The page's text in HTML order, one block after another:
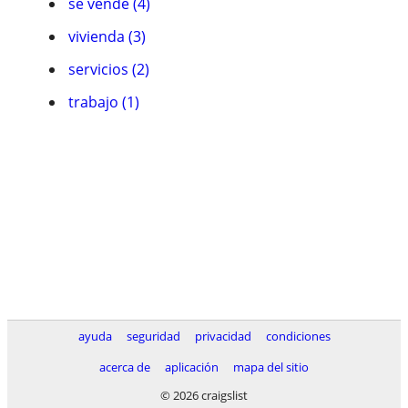
vivienda (3)
servicios (2)
trabajo (1)
ayuda seguridad privacidad
condiciones
acerca de
aplicación
mapa del sitio
© 2026 craigslist